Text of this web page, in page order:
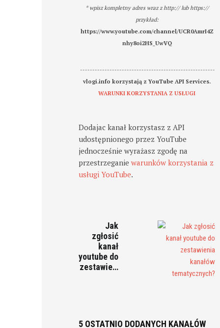
* wpisz kompletny adres wraz z http:// lub https://
przykład:
https://www.youtube.com/channel/UCR0AmrI4Z
nhy8oi2HS_UwVQ
-------------------------------------------------------
vlogi.info korzystają z YouTube API Services.
WARUNKI KORZYSTANIA Z USŁUGI
Dodajac kanał korzystasz z API
udostępnionego przez YouTube
jednocześnie wyrażasz zgodę na
przestrzeganiewarunków korzystania z
usługi YouTube.
Jak
zgłosić
kanał
youtube do
zestawie…
5 OSTATNIO DODANYCH KANAŁÓW